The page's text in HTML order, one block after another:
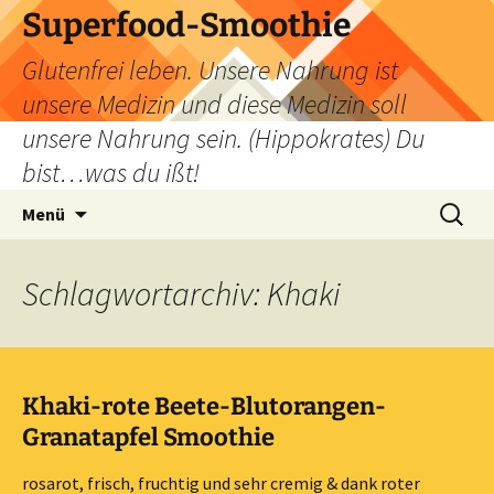
Zum
Inhalt
springen
Superfood-Smoothie
Glutenfrei leben. Unsere Nahrung ist
unsere Medizin und diese Medizin soll
unsere Nahrung sein. (Hippokrates) Du
bist…was du ißt!
Menü
Suchen
nach:
Schlagwortarchiv: Khaki
Khaki-rote Beete-Blutorangen-
Granatapfel Smoothie
rosarot, frisch, fruchtig und sehr cremig & dank roter